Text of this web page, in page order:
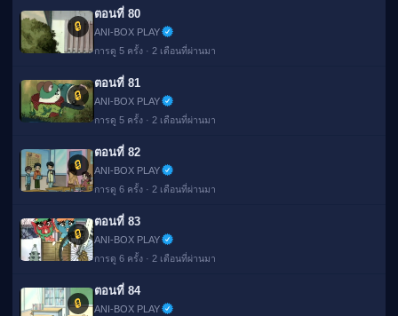
🔒
ตอนที่ 80
ANI-BOX PLAY
การดู 5 ครั้ง · 2 เดือนที่ผ่านมา
🔒
ตอนที่ 81
ANI-BOX PLAY
การดู 5 ครั้ง · 2 เดือนที่ผ่านมา
🔒
ตอนที่ 82
ANI-BOX PLAY
การดู 6 ครั้ง · 2 เดือนที่ผ่านมา
🔒
ตอนที่ 83
ANI-BOX PLAY
การดู 6 ครั้ง · 2 เดือนที่ผ่านมา
🔒
ตอนที่ 84
ANI-BOX PLAY